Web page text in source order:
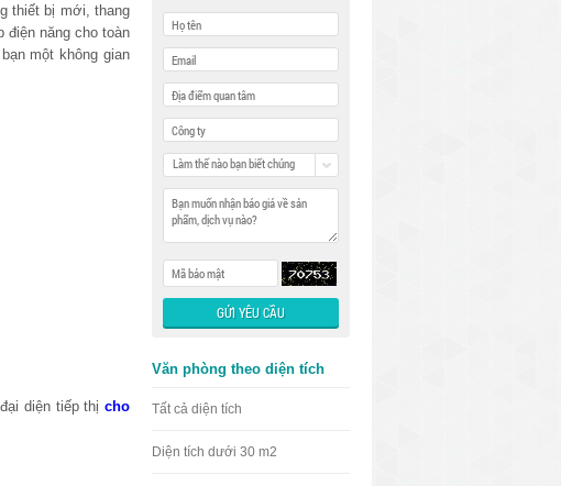
thiết bị mới, thang
điện năng cho toàn
một không gian
diện tiếp thị cho
Làm thế nào bạn biết chúng
Văn phòng theo diện tích
Tất cả diện tích
Diện tích dưới 30 m2